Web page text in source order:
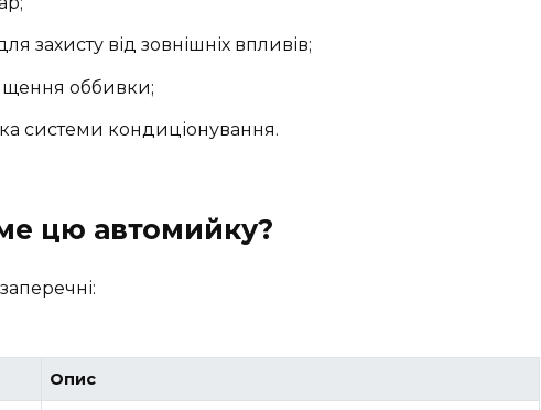
захисту від зовнішніх впливів;
оббивки;
системи кондиціонування.
цю автомийку?
Опис